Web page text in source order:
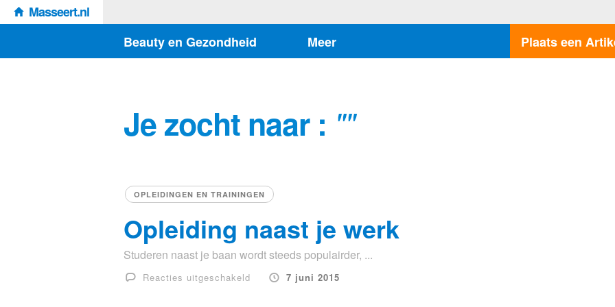
Masseert.nl
Beauty en Gezondheid
Meer Plaats een
Je zocht naar : ""
OPLEIDINGEN EN TRAININGEN
Opleiding naast je werk
Studeren naast je baan wordt steeds populairder, ...
Reacties uitgeschakeld voor
7 juni 2015